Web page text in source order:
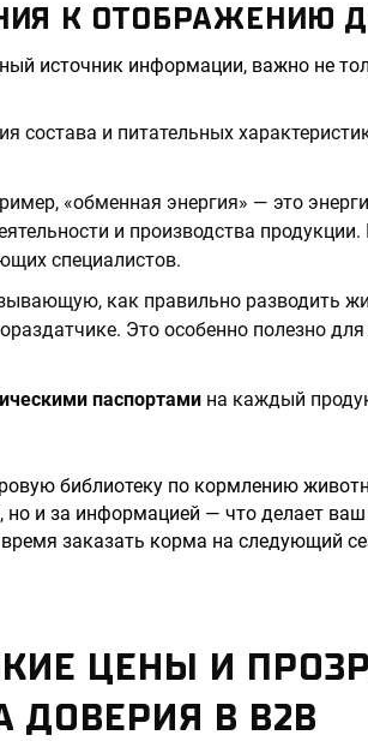
К ОТОБРАЖЕНИЮ
источник информации, важно не
состава и питательных
«обменная энергия» — это
и производства
специалистов.
как правильно разводить
Это особенно полезно
паспортами на каждый
библиотеку по кормлению
но и за информацией — что делает
заказать корма на следующий
ЦЕНЫ И
ДОВЕРИЯ В B2B